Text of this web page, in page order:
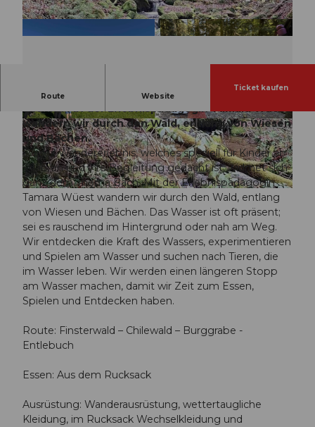
© Guidle.com
© Guidle.com © Guidle.com
Route Website
Ticket kaufen
Geführte Wanderung für Familien mit Kindern ab
5 Jahre. Mit der Erlebnispädagogin Tamara Wüest
wandern wir durch den Wald, entlang von Wiesen
und Bächen.
Dieses Wandererlebnis, welches speziell für Kinder ab
5 Jahren und ihre Begleitung gedacht ist, widmet sich
ganz dem Thema Bach. Mit der Erlebnispädagogin
Tamara Wüest wandern wir durch den Wald, entlang
von Wiesen und Bächen. Das Wasser ist oft präsent;
sei es rauschend im Hintergrund oder nah am Weg.
Wir entdecken die Kraft des Wassers, experimentieren
und Spielen am Wasser und suchen nach Tieren, die
im Wasser leben. Wir werden einen längeren Stopp
am Wasser machen, damit wir Zeit zum Essen,
Spielen und Entdecken haben.
Route: Finsterwald – Chilewald – Burggrabe -
Entlebuch
Essen: Aus dem Rucksack
Ausrüstung: Wanderausrüstung, wettertaugliche
Kleidung, im Rucksack Wechselkleidung und